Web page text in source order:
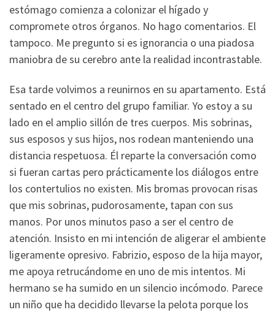
estómago comienza a colonizar el hígado y
compromete otros órganos. No hago comentarios. El
tampoco. Me pregunto si es ignorancia o una piadosa
maniobra de su cerebro ante la realidad incontrastable.
Esa tarde volvimos a reunirnos en su apartamento. Está
sentado en el centro del grupo familiar. Yo estoy a su
lado en el amplio sillón de tres cuerpos. Mis sobrinas,
sus esposos y sus hijos, nos rodean manteniendo una
distancia respetuosa. Él reparte la conversación como
si fueran cartas pero prácticamente los diálogos entre
los contertulios no existen. Mis bromas provocan risas
que mis sobrinas, pudorosamente, tapan con sus
manos. Por unos minutos paso a ser el centro de
atención. Insisto en mi intención de aligerar el ambiente
ligeramente opresivo. Fabrizio, esposo de la hija mayor,
me apoya retrucándome en uno de mis intentos. Mi
hermano se ha sumido en un silencio incómodo. Parece
un niño que ha decidido llevarse la pelota porque los